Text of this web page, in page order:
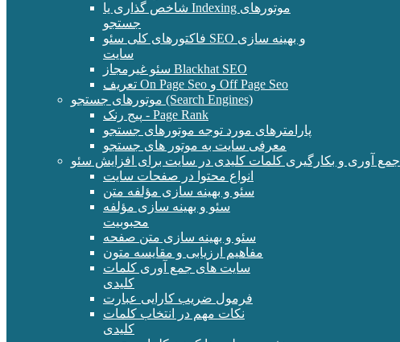
شاخص گذاری یا Indexing موتورهای
جستجو
فاکتورهای کلی سئو SEO و بهینه سازی
سایت
سئو غیرمجاز Blackhat SEO
تعریف On Page Seo و Off Page Seo
موتورهای جستجو (Search Engines)
پیج رنک - Page Rank
پارامترهای مورد توجه موتورهای جستجو
معرفی سایت به موتور های جستجو
جمع آوری و بکارگیری کلمات کلیدی در سایت برای افزایش سئو
انواع محتوا در صفحات سایت
سئو و بهینه سازی مؤلفه متن
سئو و بهینه سازی مؤلفه
محبوبیت
سئو و بهینه سازی متن صفحه
مفاهیم ارزیابی و مقایسه متون
سایت های جمع آوری کلمات
کلیدی
فرمول ضریب کارایی عبارت
نکات مهم در انتخاب کلمات
کلیدی